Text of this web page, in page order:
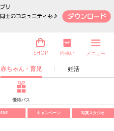
赤ちゃん・育児 妊活
SHOP 内祝い メニュー
優待パス
SNS キャンペーン 写真スタジオ